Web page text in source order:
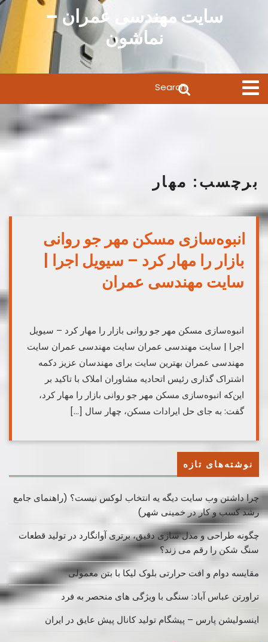
سایت مهندسی عمران –
نماشون
Open
Menu
for:
برچسب: مهار
انبوه‌سازی مسکن مهر جو روانی
بازار را مهار کرد – سیویل اجرا |
سایت مهندسی عمران
انبوه‌سازی مسکن مهر جو روانی بازار را مهار کرد – سیویل
اجرا | سایت مهندسی عمران سایت مهندسی عمران سایت
مهندسی عمران بهترین سایت برای مهندسان عزیز دکمه
اشتراک گذاری رئیس اتحادیه مشاوران املاک با تاکید بر
این‌که انبوه‌سازی مسکن مهر جو روانی بازار را مهار کرد،
گفت: به جای حل ایرادات مسکن، چهار سال […]
نوشته‌های تازه
چرا داشتن وب سایت دیگه یه انتخاب لوکس نیست؟ (راهنمای جامع
رشد کسب ‌و کار در خمینی ‌شهر)
چگونه طراحی و مدل سازی دقیق، برتری آوانگارد در تولید قطعات
سنگ شکن را رقم می زند؟
مقایسه دوام و افت حرارتی بلوک لیکا با بتن معمولی
تراورتن عباس آباد: سنگی با ویژگی های منحصر به فرد
اینسولیشن پارس – پیشگام تولید کانال پیش عایق در ایران